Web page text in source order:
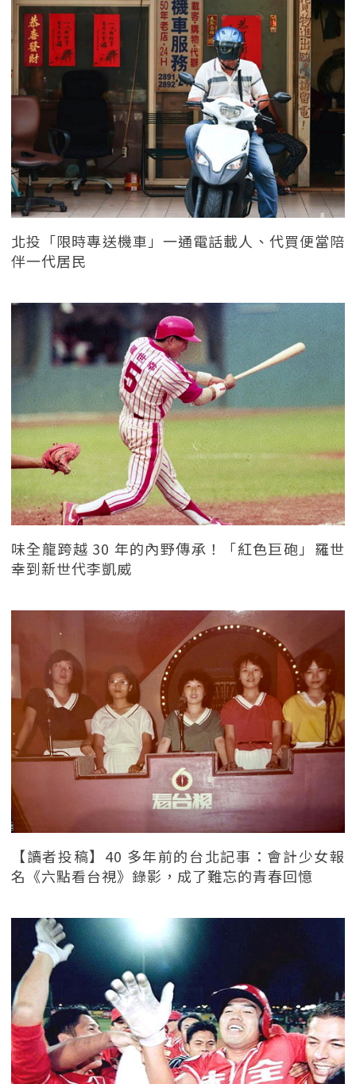
北投「限時專送機車」一通電話載人、代買便當陪
伴一代居民
味全龍跨越 30 年的內野傳承！「紅色巨砲」羅世
幸到新世代李凱威
【讀者投稿】40 多年前的台北記事：會計少女報
名《六點看台視》錄影，成了難忘的青春回憶